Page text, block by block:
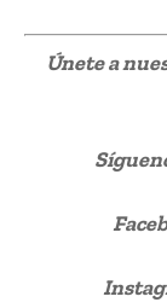
Únete a